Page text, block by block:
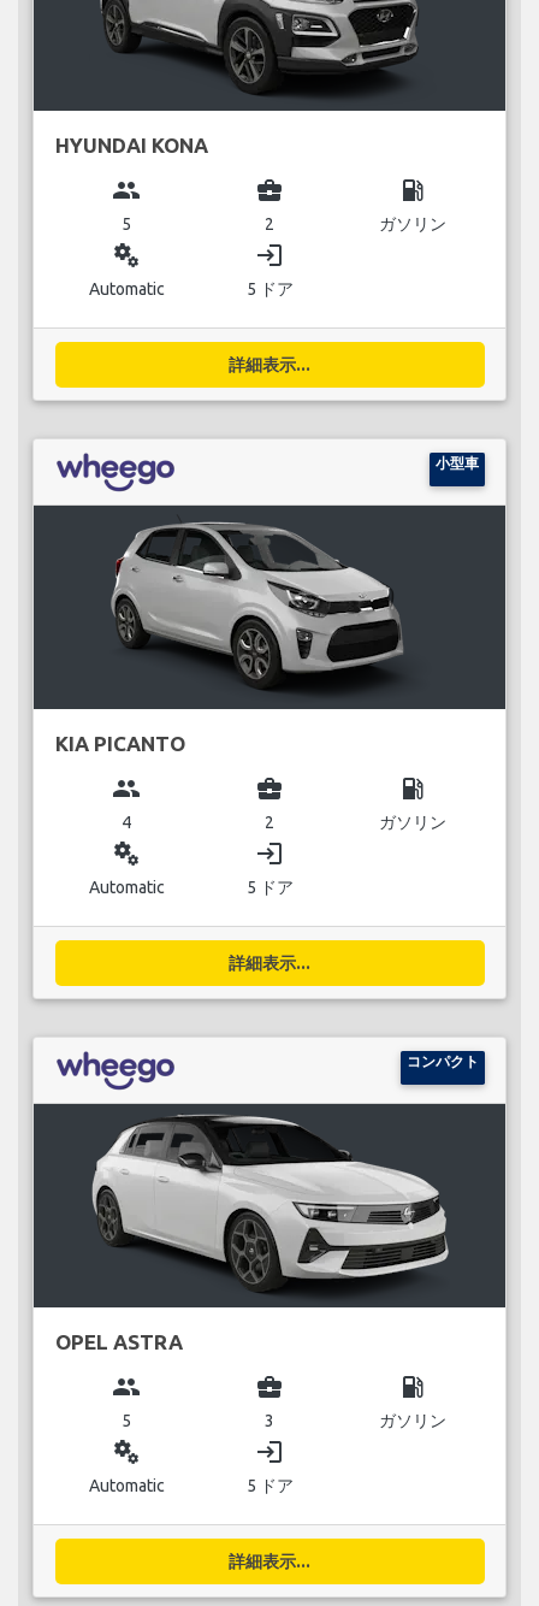
HYUNDAI KONA
group
5
business_center
2
local_gas_station
ガソリン
miscellaneous_services
Automatic
login
5 ドア
詳細表示...
小型車
KIA PICANTO
group
4
business_center
2
local_gas_station
ガソリン
miscellaneous_services
Automatic
login
5 ドア
詳細表示...
コンパクト
OPEL ASTRA
group
5
business_center
3
local_gas_station
ガソリン
miscellaneous_services
Automatic
login
5 ドア
詳細表示...